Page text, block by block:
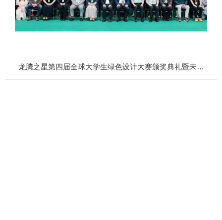
龙腾之星第四届全球大学生绿色设计大赛颁奖典礼暨未来